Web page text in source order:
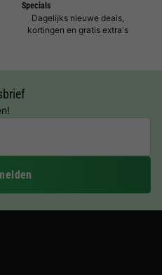
Specials
Dagelijks nieuwe deals,
kortingen en gratis extra's